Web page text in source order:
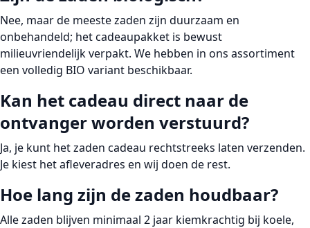
Nee, maar de meeste zaden zijn duurzaam en
onbehandeld; het cadeaupakket is bewust
milieuvriendelijk verpakt. We hebben in ons assortiment
een volledig BIO variant beschikbaar.
Kan het cadeau direct naar de
ontvanger worden verstuurd?
Ja, je kunt het zaden cadeau rechtstreeks laten verzenden.
Je kiest het afleveradres en wij doen de rest.
Hoe lang zijn de zaden houdbaar?
Alle zaden blijven minimaal 2 jaar kiemkrachtig bij koele,